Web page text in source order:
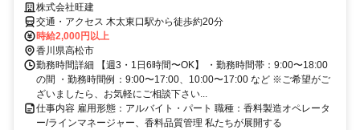
株式会社旺建
交通・アクセス 木太東口駅から徒歩約20分
時給2,000円以上
香川県高松市
勤務時間詳細 【週3・1日6時間〜OK】 ・勤務時間帯：9:00〜18:00
の間 ・勤務時間例：9:00〜17:00、10:00〜17:00 など ※ご希望がご
ざいましたら、お気軽にご相談下さい...
仕事内容 雇用形態：アルバイト・パート 職種：香料製造オペレータ
ー/ラインマネージャー、香料品質管理 私たちが展開する